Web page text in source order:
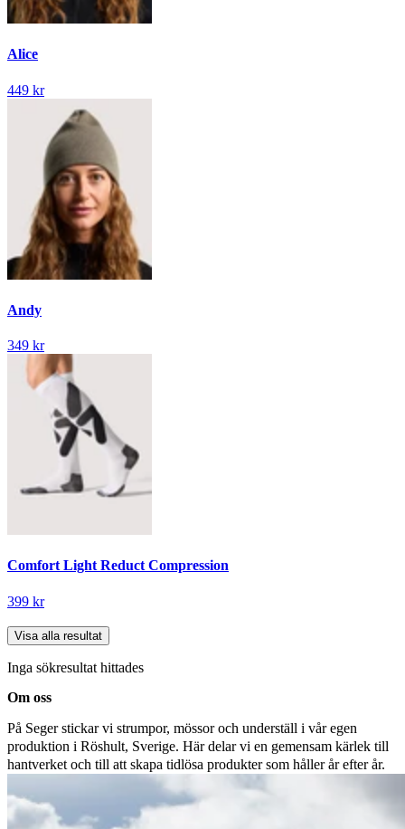
Alice
449 kr
Andy
349 kr
Comfort Light Reduct Compression
399 kr
Visa alla resultat
Inga sökresultat hittades
Om oss
På Seger stickar vi strumpor, mössor och underställ i vår egen
produktion i Röshult, Sverige. Här delar vi en gemensam kärlek till
hantverket och till att skapa tidlösa produkter som håller år efter år.